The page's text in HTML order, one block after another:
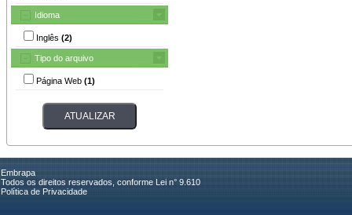
Idioma
Inglês (2)
Tipo do arquivo
Página Web (1)
Embrapa
Todos os direitos reservados, conforme Lei n° 9.610
Política de Privacidade